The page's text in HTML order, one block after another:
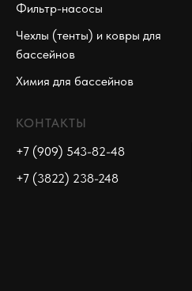
Фильтр-насосы
Чехлы (тенты) и ковры для
бассейнов
Химия для бассейнов
КОНТАКТЫ
+7 (909) 543-82-48
+7 (3822) 238-248